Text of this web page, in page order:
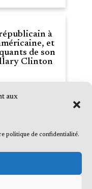
aux
politique de confidentialité.
à
et
de son
Clinton